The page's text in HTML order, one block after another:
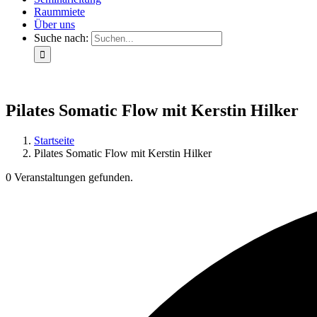
Raummiete
Über uns
Suche nach:
Pilates Somatic Flow mit Kerstin Hilker
Startseite
Pilates Somatic Flow mit Kerstin Hilker
0 Veranstaltungen gefunden.